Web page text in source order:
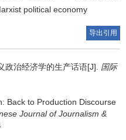
political economy
导出引用
政治经济学的生产话语[J]. 国际
Back to Production Discourse
Journal of Journalism &